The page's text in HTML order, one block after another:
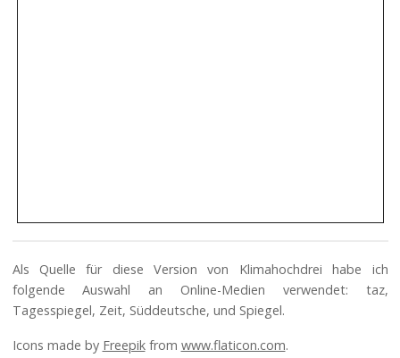
Als Quelle für diese Version von Klimahochdrei habe ich
folgende Auswahl an Online-Medien verwendet: taz,
Tagesspiegel, Zeit, Süddeutsche, und Spiegel.
Icons made by Freepikfrom www.flaticon.com.